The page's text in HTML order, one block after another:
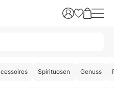
Spirituosen Genuss